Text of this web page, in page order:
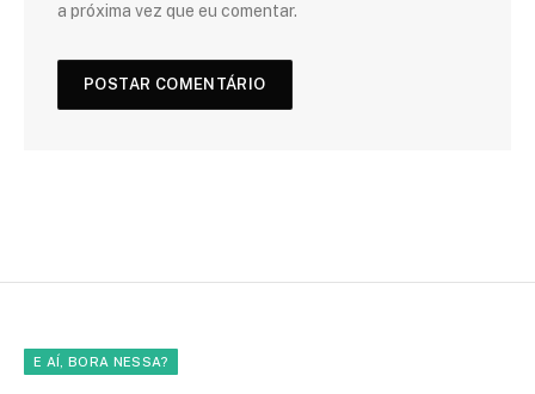
a próxima vez que eu comentar.
E AÍ, BORA NESSA?